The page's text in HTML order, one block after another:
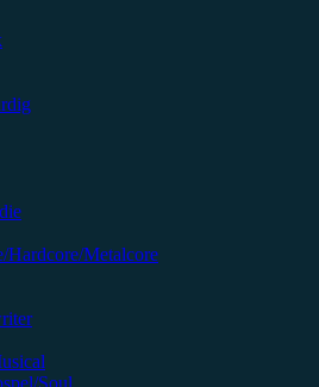
Hardcore/Metalcore